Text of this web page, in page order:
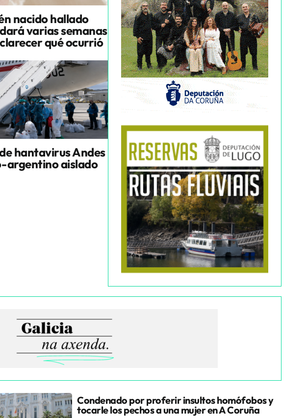
nacido hallado
varias semanas
qué ocurrió
hantavirus Andes
argentino aislado
Condenado por proferir insultos homófobos y
tocarle los pechos a una mujer en A Coruña